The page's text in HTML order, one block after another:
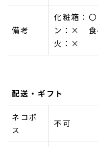
備考
化粧箱：
ン：×
火：×
配送・ギフト
ネコポ
ス
不可